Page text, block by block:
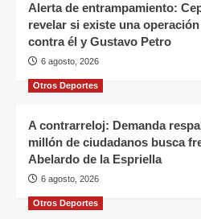
Alerta de entrampamiento:
revelar si existe una
contra él y Gustavo Petro
6 agosto, 2026
Otros Deportes
A contrarreloj: Demanda
millón de ciudadanos busca
Abelardo de la Espriella
6 agosto, 2026
Otros Deportes